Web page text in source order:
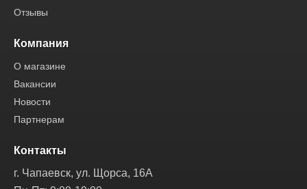
Отзывы
Компания
О магазине
Вакансии
Новости
Партнерам
Контакты
г. Чапаевск, ул. Щорса, 16А